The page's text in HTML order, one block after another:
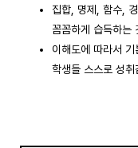
집합, 명제, 함수,
꼼꼼하게 습득하는
이해도에 따라서
학생들 스스로 성